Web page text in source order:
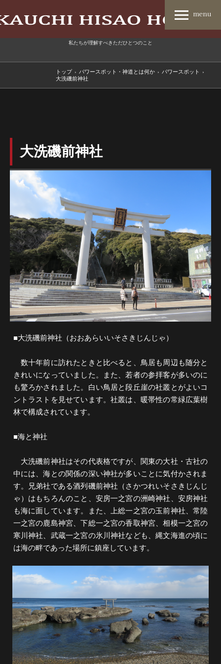
私たちが理解すべきただひとつのこと
トップ › パワースポット・神道とは何か › パワースポット
›
大洗磯前神社
大洗磯前神社
■大洗磯前神社（おおあらいいそさきじんじゃ）
数十年前に訪れたときと比べると、鳥居も周辺も随分と
きれいになっていました。また、若者の参拝客が多いのに
も驚ろかされました。白い鳥居と段丘崖の社叢とがよいコ
ントラストを見せています。社叢は、暖帯性の常緑広葉樹
林で構成されています。
■海と神社
大洗磯前神社はその代表格ですが、関東の大社・古社の
中には、海との関係の深い神社が多いことに気付かされま
す。兄弟社である酒列磯前神社（さかつれいそさきじんじ
ゃ）はもちろんのこと、安房一之宮の洲崎神社、安房神社
も海に面しています。また、上総一之宮の玉前神社、常陸
一之宮の鹿島神宮、下総一之宮の香取神宮、相模一之宮の
寒川神社、武蔵一之宮の氷川神社なども、縄文海進の頃に
は海の畔であった場所に鎮座しています。